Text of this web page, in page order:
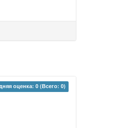
оценка: 0 (Всего: 0)